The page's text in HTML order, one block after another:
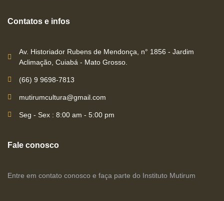
Contatos e infos
Av. Historiador Rubens de Mendonça, n° 1856 - Jardim
Aclimação, Cuiabá - Mato Grosso.
(66) 9 9698-7813
mutirumcultura@gmail.com
Seg - Sex : 8:00 am - 5:00 pm
Fale conosco
Entre em contato conosco e faça parte do Instituto Mutirum